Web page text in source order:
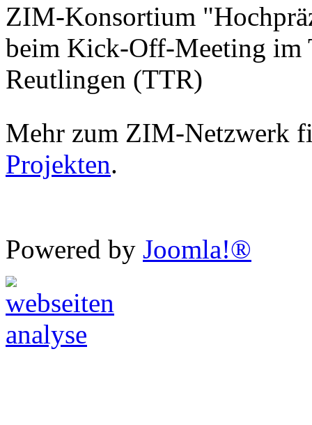
ZIM-Konsortium
beim Kick-Off-Meeting im
Reutlingen (TTR)
Mehr zum ZIM-Netzwerk
Projekten.
Powered by Joomla!®